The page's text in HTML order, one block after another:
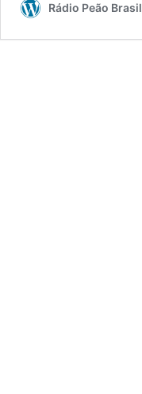
Rádio Peão Brasil